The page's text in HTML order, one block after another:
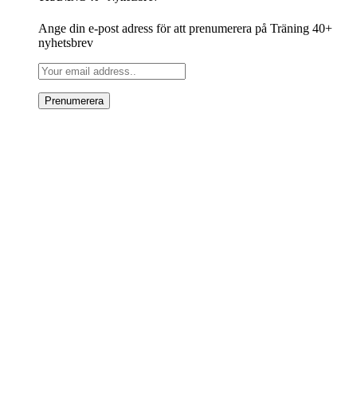
Ange din e-post adress för att prenumerera på Träning 40+
nyhetsbrev